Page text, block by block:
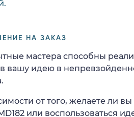
НА ЗАКАЗ
мастера способны
вашу идею в
от того, желаете ли
или воспользоваться